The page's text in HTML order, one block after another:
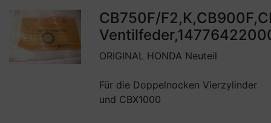
CB750F/
ORIGINAL HONDA Neuteil
Für die Doppelnocken Vierzylinder
und CBX1000